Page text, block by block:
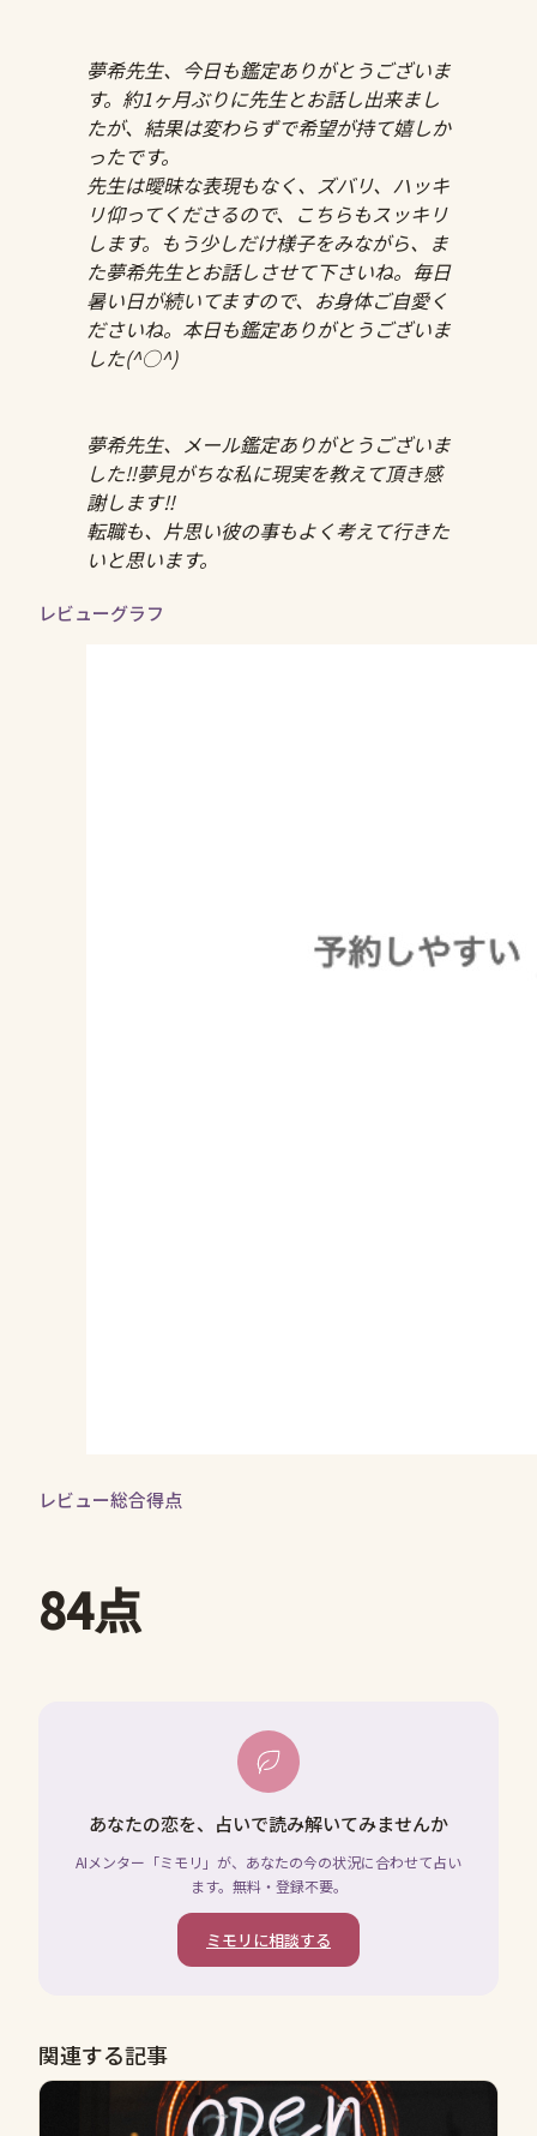
夢希先生、今日も鑑定ありがとうございま
す。約1ヶ月ぶりに先生とお話し出来まし
たが、結果は変わらずで希望が持て嬉しか
ったです。
先生は曖昧な表現もなく、ズバリ、ハッキ
リ仰ってくださるので、こちらもスッキリ
します。もう少しだけ様子をみながら、ま
た夢希先生とお話しさせて下さいね。毎日
暑い日が続いてますので、お身体ご自愛く
ださいね。本日も鑑定ありがとうございま
した(^○^)
夢希先生、メール鑑定ありがとうございま
した‼️夢見がちな私に現実を教えて頂き感
謝します‼️
転職も、片思い彼の事もよく考えて行きた
いと思います。
レビューグラフ
レビュー総合得点
84点
あなたの恋を、占いで読み解いてみませんか
AIメンター「ミモリ」が、あなたの今の状況に合わせて占い
ます。無料・登録不要。
ミモリに相談する
関連する記事